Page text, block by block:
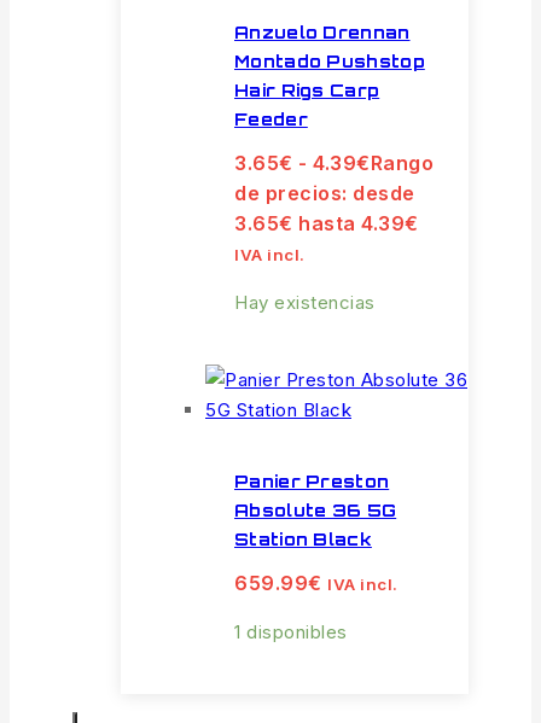
Anzuelo Drennan
Montado Pushstop
Hair Rigs Carp
Feeder
3.65€ - 4.39€Rango
de precios: desde
3.65€ hasta 4.39€
IVA incl.
Hay existencias
Panier Preston
Absolute 36 5G
Station Black
659.99€ IVA incl.
1 disponibles